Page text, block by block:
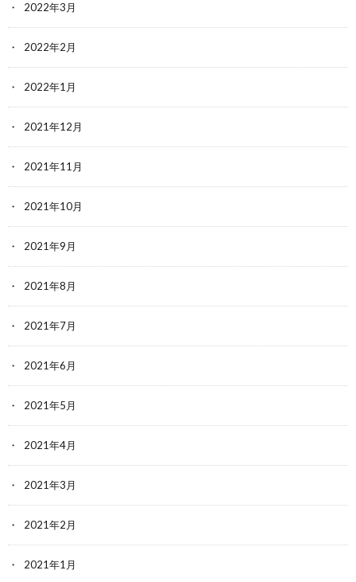
2022年3月
2022年2月
2022年1月
2021年12月
2021年11月
2021年10月
2021年9月
2021年8月
2021年7月
2021年6月
2021年5月
2021年4月
2021年3月
2021年2月
2021年1月